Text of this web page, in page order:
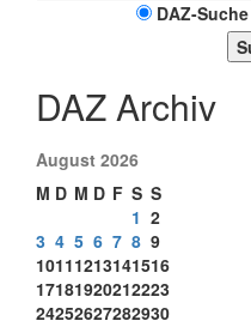
DAZ-Suche
DAZ Archiv
August 2026
M D M D F S S
1 2
3 4 5 6 7 8 9
10111213141516
17181920212223
24252627282930